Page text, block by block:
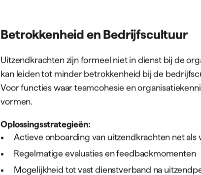
Betrokkenheid en Bedrijfscultuur
Uitzendkrachten zijn formeel niet in dienst bij de
kan leiden tot minder betrokkenheid bij de
Voor functies waar teamcohesie en
vormen.
Oplossingsstrategieën:
Actieve onboarding van uitzendkrachten net als
Regelmatige evaluaties en feedbackmomenten
Mogelijkheid tot vast dienstverband na